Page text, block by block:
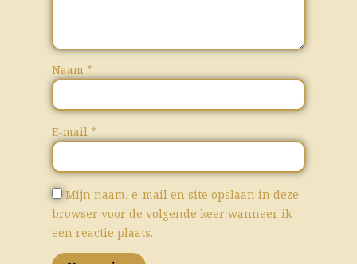
Naam*
E-mail*
Mijn naam, e-mail en site opslaan in deze
browser voor de volgende keer wanneer ik
een reactie plaats.